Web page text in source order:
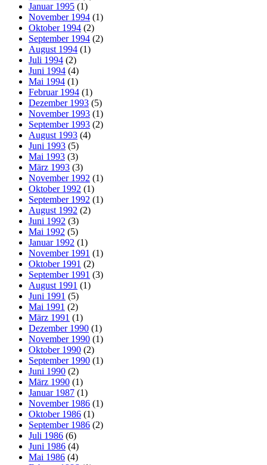
Januar 1995 (1)
November 1994 (1)
Oktober 1994 (2)
September 1994 (2)
August 1994 (1)
Juli 1994 (2)
Juni 1994 (4)
Mai 1994 (1)
Februar 1994 (1)
Dezember 1993 (5)
November 1993 (1)
September 1993 (2)
August 1993 (4)
Juni 1993 (5)
Mai 1993 (3)
März 1993 (3)
November 1992 (1)
Oktober 1992 (1)
September 1992 (1)
August 1992 (2)
Juni 1992 (3)
Mai 1992 (5)
Januar 1992 (1)
November 1991 (1)
Oktober 1991 (2)
September 1991 (3)
August 1991 (1)
Juni 1991 (5)
Mai 1991 (2)
März 1991 (1)
Dezember 1990 (1)
November 1990 (1)
Oktober 1990 (2)
September 1990 (1)
Juni 1990 (2)
März 1990 (1)
Januar 1987 (1)
November 1986 (1)
Oktober 1986 (1)
September 1986 (2)
Juli 1986 (6)
Juni 1986 (4)
Mai 1986 (4)